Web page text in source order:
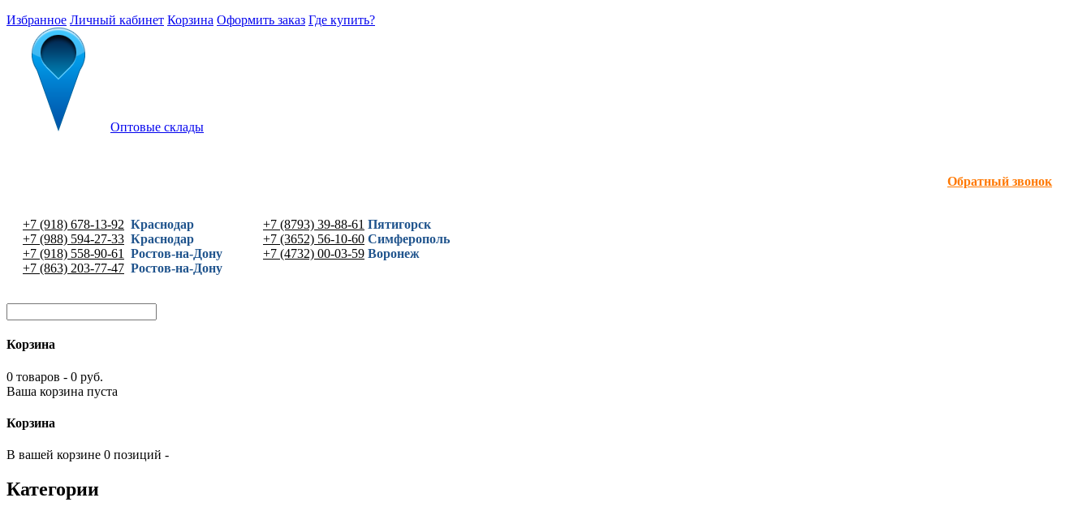
Избранное Личный кабинет Корзина Оформить заказ Где купить?
Оптовые склады
Обратный звонок
+7 (918) 678-13-92 Краснодар
+7 (988) 594-27-33 Краснодар
+7 (918) 558-90-61
Ростов-на-Дону
+7 (863) 203-77-47 Ростов-на-Дону
+7 (8793) 39-88-61 Пятигорск
+7 (3652) 56-10-60 Симферополь
+7 (4732) 00-03-59 Воронеж
Корзина
0 товаров - 0 руб.
Ваша корзина пуста
Корзина
В вашей корзине 0 позиций -
Категории